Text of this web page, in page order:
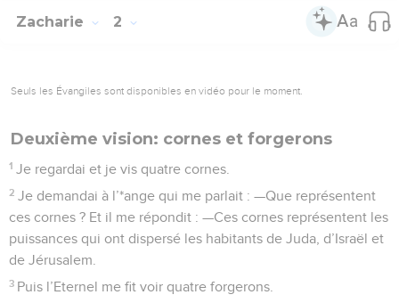
Zacharie 2
Seuls les Évangiles sont disponibles en vidéo pour le moment.
Deuxième vision: cornes et forgerons
1 Je regardai et je vis quatre cornes.
2 Je demandai à l’*ange qui me parlait : —Que représentent
ces cornes ? Et il me répondit : —Ces cornes représentent les
puissances qui ont dispersé les habitants de Juda, d’Israël et
de Jérusalem.
3 Puis l’Eternel me fit voir quatre forgerons.